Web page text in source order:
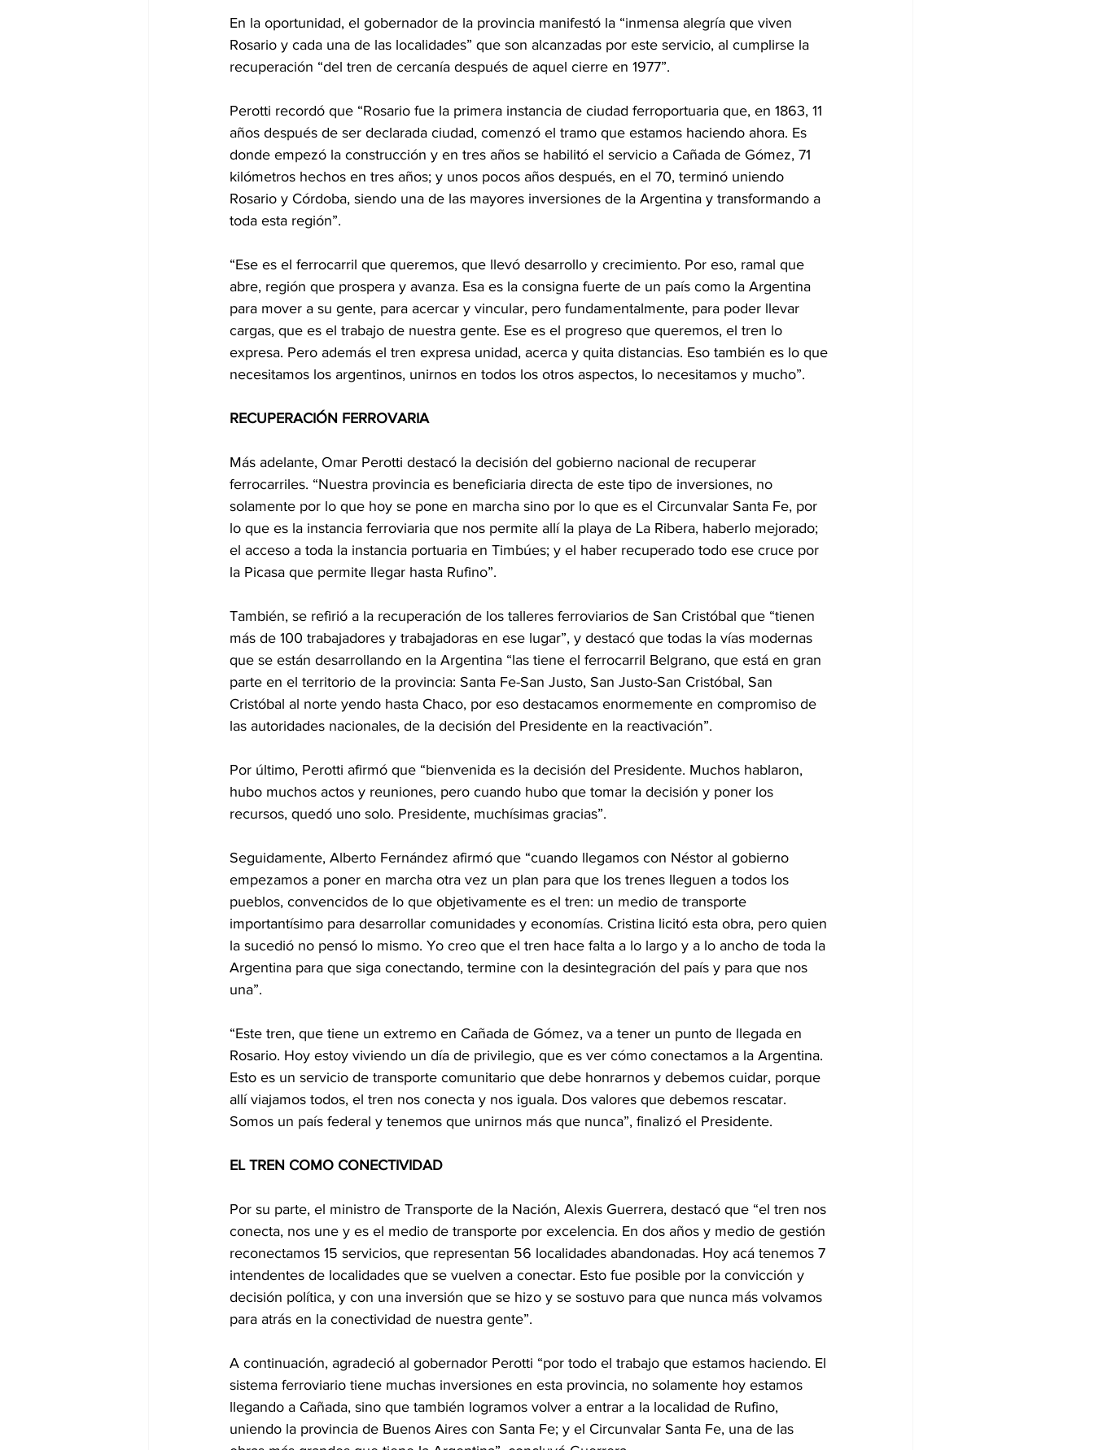
En la oportunidad, el gobernador de la provincia manifestó la “inmensa alegría que viven
Rosario y cada una de las localidades” que son alcanzadas por este servicio, al cumplirse la
recuperación “del tren de cercanía después de aquel cierre en 1977”.
Perotti recordó que “Rosario fue la primera instancia de ciudad ferroportuaria que, en 1863, 11
años después de ser declarada ciudad, comenzó el tramo que estamos haciendo ahora. Es
donde empezó la construcción y en tres años se habilitó el servicio a Cañada de Gómez, 71
kilómetros hechos en tres años; y unos pocos años después, en el 70, terminó uniendo
Rosario y Córdoba, siendo una de las mayores inversiones de la Argentina y transformando a
toda esta región”.
“Ese es el ferrocarril que queremos, que llevó desarrollo y crecimiento. Por eso, ramal que
abre, región que prospera y avanza. Esa es la consigna fuerte de un país como la Argentina
para mover a su gente, para acercar y vincular, pero fundamentalmente, para poder llevar
cargas, que es el trabajo de nuestra gente. Ese es el progreso que queremos, el tren lo
expresa. Pero además el tren expresa unidad, acerca y quita distancias. Eso también es lo que
necesitamos los argentinos, unirnos en todos los otros aspectos, lo necesitamos y mucho”.
RECUPERACIÓN FERROVARIA
Más adelante, Omar Perotti destacó la decisión del gobierno nacional de recuperar
ferrocarriles. “Nuestra provincia es beneficiaria directa de este tipo de inversiones, no
solamente por lo que hoy se pone en marcha sino por lo que es el Circunvalar Santa Fe, por
lo que es la instancia ferroviaria que nos permite allí la playa de La Ribera, haberlo mejorado;
el acceso a toda la instancia portuaria en Timbúes; y el haber recuperado todo ese cruce por
la Picasa que permite llegar hasta Rufino”.
También, se refirió a la recuperación de los talleres ferroviarios de San Cristóbal que “tienen
más de 100 trabajadores y trabajadoras en ese lugar”, y destacó que todas la vías modernas
que se están desarrollando en la Argentina “las tiene el ferrocarril Belgrano, que está en gran
parte en el territorio de la provincia: Santa Fe-San Justo, San Justo-San Cristóbal, San
Cristóbal al norte yendo hasta Chaco, por eso destacamos enormemente en compromiso de
las autoridades nacionales, de la decisión del Presidente en la reactivación”.
Por último, Perotti afirmó que “bienvenida es la decisión del Presidente. Muchos hablaron,
hubo muchos actos y reuniones, pero cuando hubo que tomar la decisión y poner los
recursos, quedó uno solo. Presidente, muchísimas gracias”.
Seguidamente, Alberto Fernández afirmó que “cuando llegamos con Néstor al gobierno
empezamos a poner en marcha otra vez un plan para que los trenes lleguen a todos los
pueblos, convencidos de lo que objetivamente es el tren: un medio de transporte
importantísimo para desarrollar comunidades y economías. Cristina licitó esta obra, pero quien
la sucedió no pensó lo mismo. Yo creo que el tren hace falta a lo largo y a lo ancho de toda la
Argentina para que siga conectando, termine con la desintegración del país y para que nos
una”.
“Este tren, que tiene un extremo en Cañada de Gómez, va a tener un punto de llegada en
Rosario. Hoy estoy viviendo un día de privilegio, que es ver cómo conectamos a la Argentina.
Esto es un servicio de transporte comunitario que debe honrarnos y debemos cuidar, porque
allí viajamos todos, el tren nos conecta y nos iguala. Dos valores que debemos rescatar.
Somos un país federal y tenemos que unirnos más que nunca”, finalizó el Presidente.
EL TREN COMO CONECTIVIDAD
Por su parte, el ministro de Transporte de la Nación, Alexis Guerrera, destacó que “el tren nos
conecta, nos une y es el medio de transporte por excelencia. En dos años y medio de gestión
reconectamos 15 servicios, que representan 56 localidades abandonadas. Hoy acá tenemos 7
intendentes de localidades que se vuelven a conectar. Esto fue posible por la convicción y
decisión política, y con una inversión que se hizo y se sostuvo para que nunca más volvamos
para atrás en la conectividad de nuestra gente”.
A continuación, agradeció al gobernador Perotti “por todo el trabajo que estamos haciendo. El
sistema ferroviario tiene muchas inversiones en esta provincia, no solamente hoy estamos
llegando a Cañada, sino que también logramos volver a entrar a la localidad de Rufino,
uniendo la provincia de Buenos Aires con Santa Fe; y el Circunvalar Santa Fe, una de las